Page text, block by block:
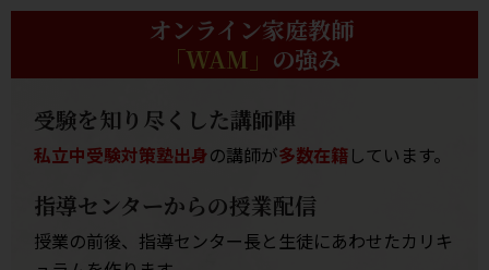
オンライン家庭教師
「WAM」 の強み
受験を知り尽くした講師陣
私立中受験対策塾出身の講師が多数在籍しています。
指導センターからの授業配信
授業の前後、指導センター長と生徒にあわせたカリキ